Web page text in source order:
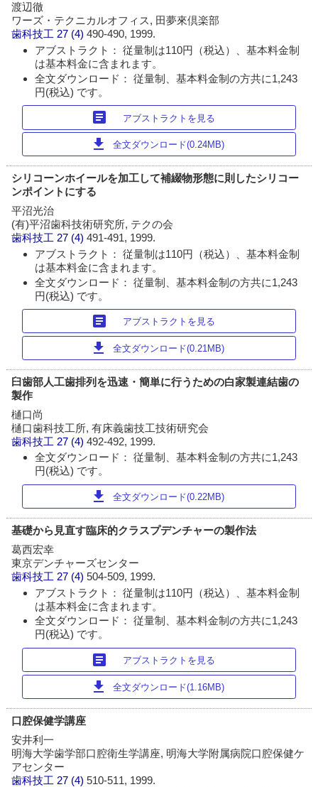
渡辺徹
ワーズ・テクニカルオフィス, 田夢來倶楽部
歯科技工 27 (4)490-490, 1999.
アブストラクト： 従量制は110円（税込）、基本料金制
は基本料金に含まれます。
全文ダウンロード： 従量制、基本料金制の方共に1,243
円(税込) です。
article アブストラクトを見る
download 全文ダウンロード(0.24MB)
シリコーンホイールを加工して補綴物形態に則したシリコー
ンポイントにする
平沼光治
(有)平沼歯科技術研究所, テクの会
歯科技工 27 (4)491-491, 1999.
アブストラクト： 従量制は110円（税込）、基本料金制
は基本料金に含まれます。
全文ダウンロード： 従量制、基本料金制の方共に1,243
円(税込) です。
article アブストラクトを見る
download 全文ダウンロード(0.21MB)
臼歯部人工歯排列を迅速・簡単に行うための白家製連結歯の
製作
樋口尚
樋口歯科技工所, 有床義歯技工技術研究会
歯科技工 27 (4)492-492, 1999.
全文ダウンロード： 従量制、基本料金制の方共に1,243
円(税込) です。
download 全文ダウンロード(0.22MB)
基礎から見直す臨床的クラスプデンチャーの製作法
葛西宏幸
東京デンチャーズセンター
歯科技工 27 (4)504-509, 1999.
アブストラクト： 従量制は110円（税込）、基本料金制
は基本料金に含まれます。
全文ダウンロード： 従量制、基本料金制の方共に1,243
円(税込) です。
article アブストラクトを見る
download 全文ダウンロード(1.16MB)
口腔保健学講座
安井利一
明海大学歯学部口腔衛生学講座, 明海大学附属病院口腔保健ケ
アセンター
歯科技工 27 (4)510-511, 1999.